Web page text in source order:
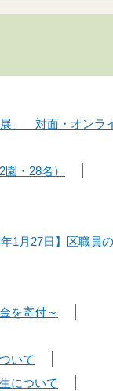
」 対面・オンラ
・28名）
年1月27日】区職員
を寄付～
いて
について